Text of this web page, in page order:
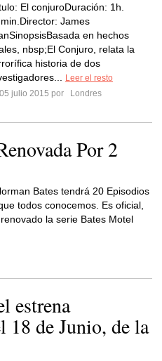
El conjuroDuración: 1h.
James
en hechos
nbsp;El Conjuro, relata la
historia de dos
Leer el resto
julio 2015 por
Londres
Por 2
Bates tendrá 20 Episodios
todos conocemos. Es oficial,
la serie Bates Motel
estrena
18 de Junio, de la